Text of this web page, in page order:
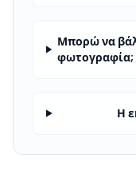
Μπορώ να
φωτογραφία;
Η